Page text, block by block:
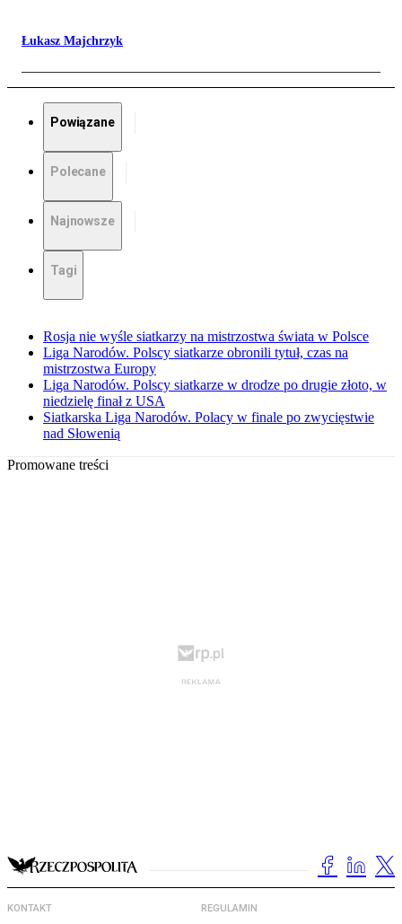
Łukasz Majchrzyk
Powiązane
Polecane
Najnowsze
Tagi
Rosja nie wyśle siatkarzy na mistrzostwa świata w Polsce
Liga Narodów. Polscy siatkarze obronili tytuł, czas na
mistrzostwa Europy
Liga Narodów. Polscy siatkarze w drodze po drugie złoto, w
niedzielę finał z USA
Siatkarska Liga Narodów. Polacy w finale po zwycięstwie
nad Słowenią
Promowane treści
KONTAKT REGULAMIN